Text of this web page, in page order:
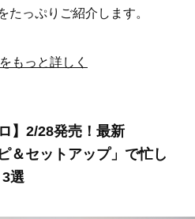
たっぷりご紹介します。
もっと詳しく
】2/28発売！最新
＆セットアップ」で忙し
選